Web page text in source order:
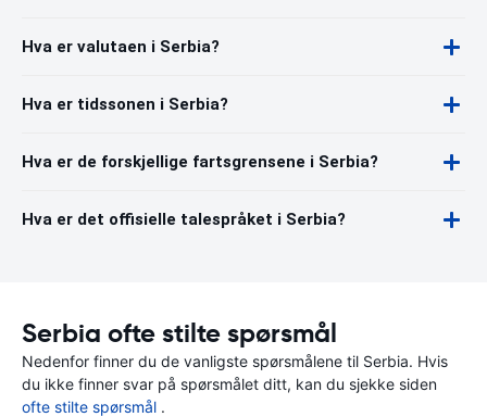
Hva er valutaen i Serbia?
Hva er tidssonen i Serbia?
Hva er de forskjellige fartsgrensene i Serbia?
Hva er det offisielle talespråket i Serbia?
Serbia ofte stilte spørsmål
Nedenfor finner du de vanligste spørsmålene til Serbia. Hvis
du ikke finner svar på spørsmålet ditt, kan du sjekke siden
ofte stilte spørsmål .